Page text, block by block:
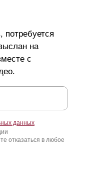
потребуется
на
с
данных
отказаться в любое